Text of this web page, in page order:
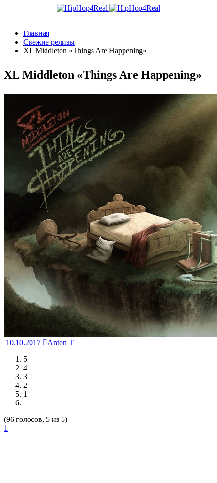
Главная
Свежие релизы
XL Middleton «Things Are Happening»
XL Middleton «Things Are Happening»
10.10.2017
Anton T
5
4
3
2
1
(96 голосов, 5 из 5)
1